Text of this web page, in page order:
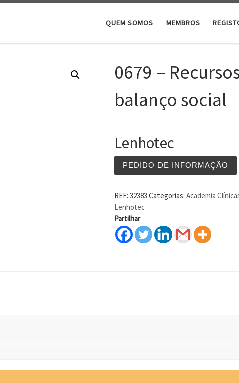
QUEM SOMOS MEMBROS
0679 –
balanço social
Lenhotec
PEDIDO DE INFORMAÇÃO
REF:32383 Categorias:Academia
Lenhotec
Partilhar